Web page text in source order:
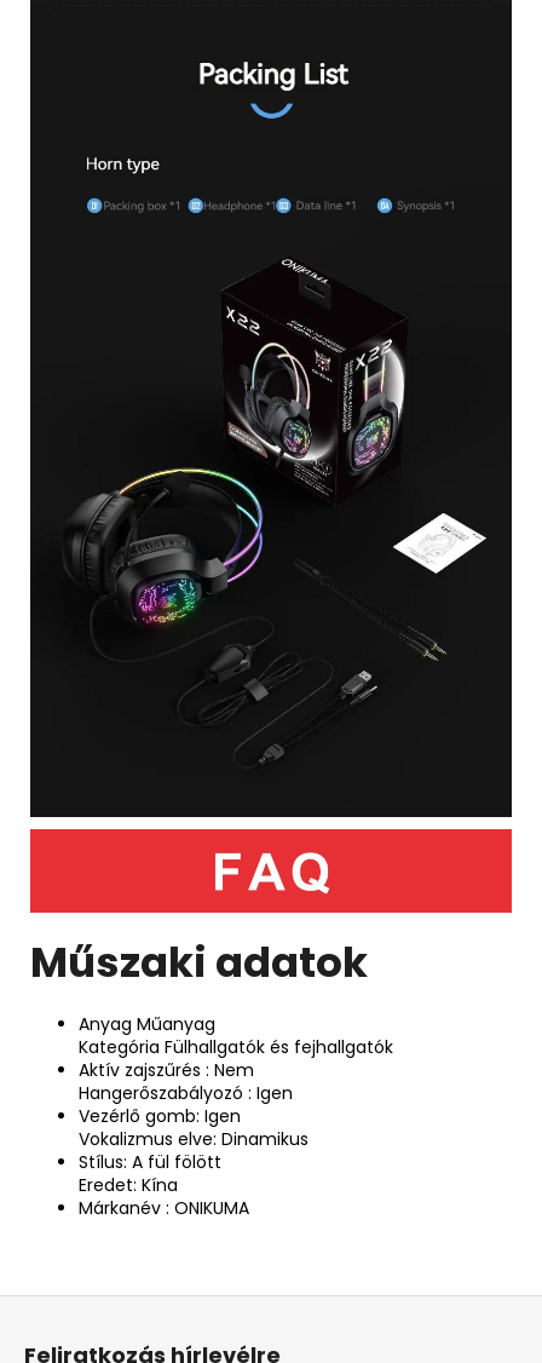
Műszaki adatok
Anyag Műanyag
Kategória Fülhallgatók és fejhallgatók
Aktív zajszűrés : Nem
Hangerőszabályozó : Igen
Vezérlő gomb: Igen
Vokalizmus elve: Dinamikus
Stílus: A fül fölött
Eredet: Kína
Márkanév : ONIKUMA
L
Feliratkozás hírlevélre